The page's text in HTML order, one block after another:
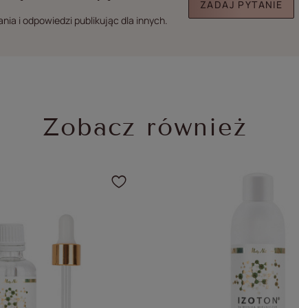
i odpowiedzi publikując dla innych.
ZADAJ PYTANIE
Zobacz również
produkt do ulubionychKliknij, aby dodać